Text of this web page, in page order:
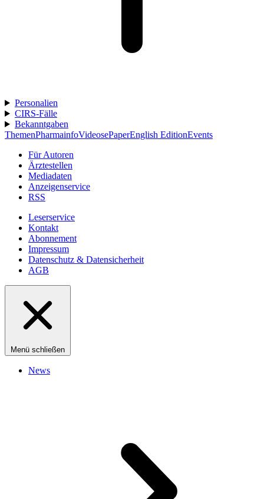
Personalien
CIRS-Fälle
Bekanntgaben
ThemenPharmainfoVideosePaperEnglish EditionEvents
Für Autoren
Ärztestellen
Mediadaten
Anzeigenservice
RSS
Leserservice
Kontakt
Abonnement
Impressum
Datenschutz & Datensicherheit
AGB
Menü schließen
News